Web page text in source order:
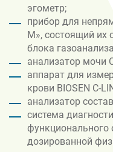
эгометр;
прибор для
М», состоящий их
блока
анализатор мочи
аппарат для
крови BIOSEN C-
анализатор
система
функционального
дозированной